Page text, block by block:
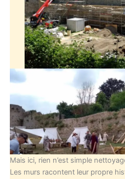
Mais ici, rien n’est simple
Les murs racontent leur propre